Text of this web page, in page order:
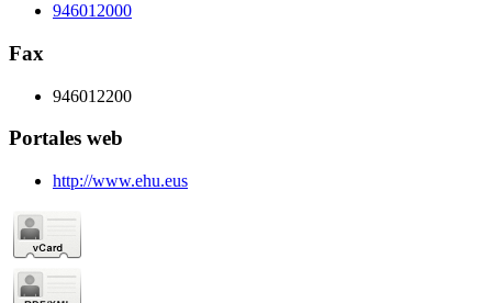
946012000
Fax
946012200
Portales web
http://www.ehu.eus